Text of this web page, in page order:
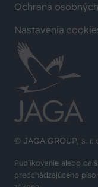
© JAGA GROUP, s.
Publikovanie alebo
predchádzajúceho
Ochrana
Nastavenia